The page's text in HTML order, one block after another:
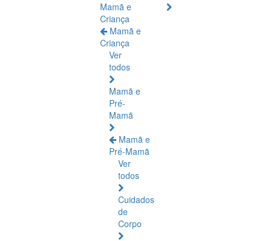
Mamã e
Criança
Mamã e
Criança
Ver
todos
Mamã e
Pré-
Mamã
Mamã e
Pré-Mamã
Ver
todos
Cuidados
de
Corpo